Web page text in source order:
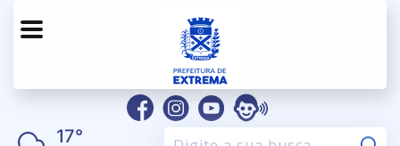
17°